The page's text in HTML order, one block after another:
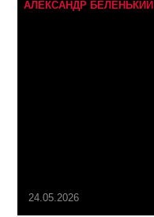
АЛЕКСАНДР БЕЛЕНЬКИЙ
24.05.2026